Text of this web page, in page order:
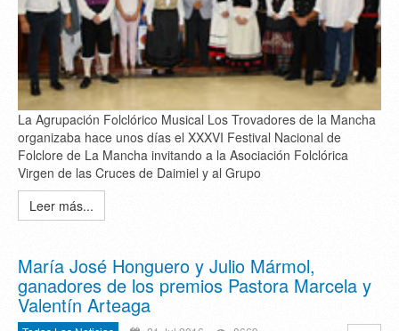
La Agrupación Folclórico Musical Los Trovadores de la Mancha
organizaba hace unos días el XXXVI Festival Nacional de
Folclore de La Mancha invitando a la Asociación Folclórica
Virgen de las Cruces de Daimiel y al Grupo
Leer más...
María José Honguero y Julio Mármol,
ganadores de los premios Pastora Marcela y
Valentín Arteaga